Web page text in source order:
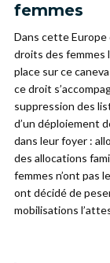
femmes
Dans cette Europe
droits des femmes
place sur ce
ce droit
suppression des
d’un déploiement
dans leur foyer :
des allocations
femmes n’ont pas
ont décidé de
mobilisations